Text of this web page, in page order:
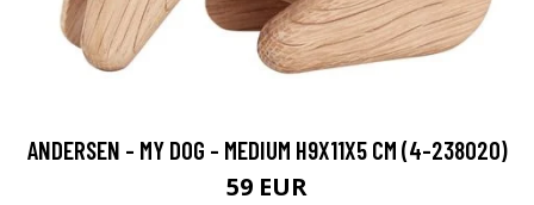
ANDERSEN - MY DOG - MEDIUM H9X11X5 CM (4-238020)
59 EUR